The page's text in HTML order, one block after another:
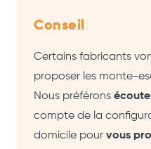
Conseil
Certains fabricants
proposer les monte-
Nous préférons
compte de la
domicile pour vous